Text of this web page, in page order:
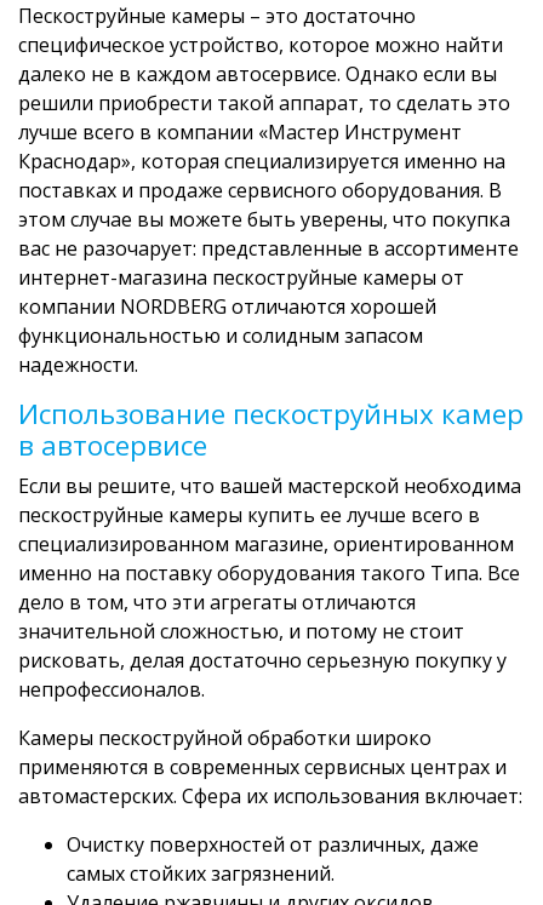
Пескоструйные камеры – это достаточно
специфическое устройство, которое можно найти
далеко не в каждом автосервисе. Однако если вы
решили приобрести такой аппарат, то сделать это
лучше всего в компании «Мастер Инструмент
Краснодар», которая специализируется именно на
поставках и продаже сервисного оборудования. В
этом случае вы можете быть уверены, что покупка
вас не разочарует: представленные в ассортименте
интернет-магазина пескоструйные камеры от
компании NORDBERG отличаются хорошей
функциональностью и солидным запасом
надежности.
Использование пескоструйных камер
в автосервисе
Если вы решите, что вашей мастерской необходима
пескоструйные камеры купить ее лучше всего в
специализированном магазине, ориентированном
именно на поставку оборудования такого Типа. Все
дело в том, что эти агрегаты отличаются
значительной сложностью, и потому не стоит
рисковать, делая достаточно серьезную покупку у
непрофессионалов.
Камеры пескоструйной обработки широко
применяются в современных сервисных центрах и
автомастерских. Сфера их использования включает:
Очистку поверхностей от различных, даже
самых стойких загрязнений.